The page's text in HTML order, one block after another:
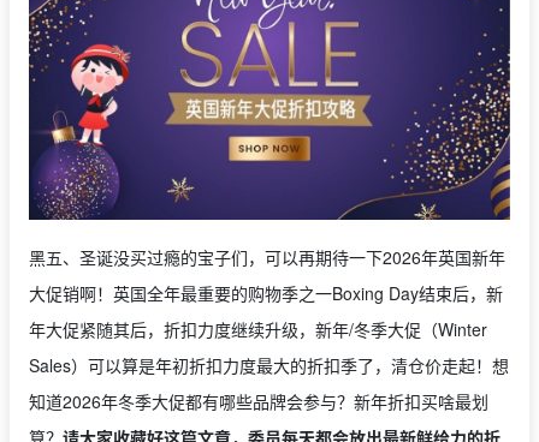
黑五、圣诞没买过瘾的宝子们，可以再期待一下2026年英国新年
大促销啊！英国全年最重要的购物季之一Boxing Day结束后，新
年大促紧随其后，折扣力度继续升级，新年/冬季大促（Winter
Sales）可以算是年初折扣力度最大的折扣季了，清仓价走起！想
知道2026年冬季大促都有哪些品牌会参与？新年折扣买啥最划
算？ 请大家收藏好这篇文章，委员每天都会放出最新鲜给力的折